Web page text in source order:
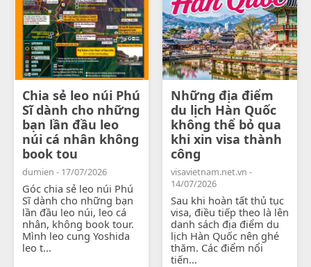
Chia sẻ leo núi Phú
Sĩ dành cho những
bạn lần đầu leo
núi cá nhân không
book tou
dumien - 17/07/2026
Góc chia sẻ leo núi Phú
Sĩ dành cho những bạn
lần đầu leo núi, leo cá
nhân, không book tour.
Mình leo cung Yoshida
leo t...
Những địa điểm
du lịch Hàn Quốc
không thể bỏ qua
khi xin visa thành
công
visavietnam.net.vn -
14/07/2026
Sau khi hoàn tất thủ tục
visa, điều tiếp theo là lên
danh sách địa điểm du
lịch Hàn Quốc nên ghé
thăm. Các điểm nổi
tiến...